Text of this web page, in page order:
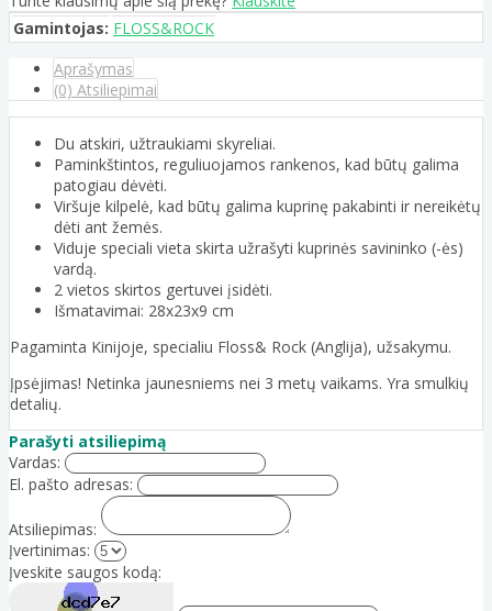
Gamintojas: FLOSS&ROCK
Aprašymas
(0) Atsiliepimai
Du atskiri, užtraukiami skyreliai.
Paminkštintos, reguliuojamos rankenos, kad būtų galima
patogiau dėvėti.
Viršuje kilpelė, kad būtų galima kuprinę pakabinti ir nereikėtų
dėti ant žemės.
Viduje speciali vieta skirta užrašyti kuprinės savininko (-ės)
vardą.
2 vietos skirtos gertuvei įsidėti.
Išmatavimai: 28x23x9 cm
Pagaminta Kinijoje, specialiu Floss& Rock (Anglija), užsakymu.
Įpsėjimas! Netinka jaunesniems nei 3 metų vaikams. Yra smulkių
detalių.
Parašyti atsiliepimą
Vardas:
El. pašto adresas:
Atsiliepimas:
Įvertinimas:
Įveskite saugos kodą: